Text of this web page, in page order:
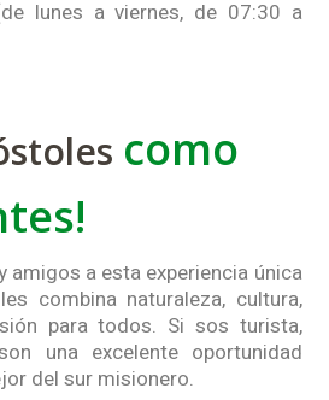
lunes a viernes, de 07:30 a
como
amigos a esta experiencia única
combina naturaleza, cultura,
para todos. Si sos turista,
una excelente oportunidad
del sur misionero.